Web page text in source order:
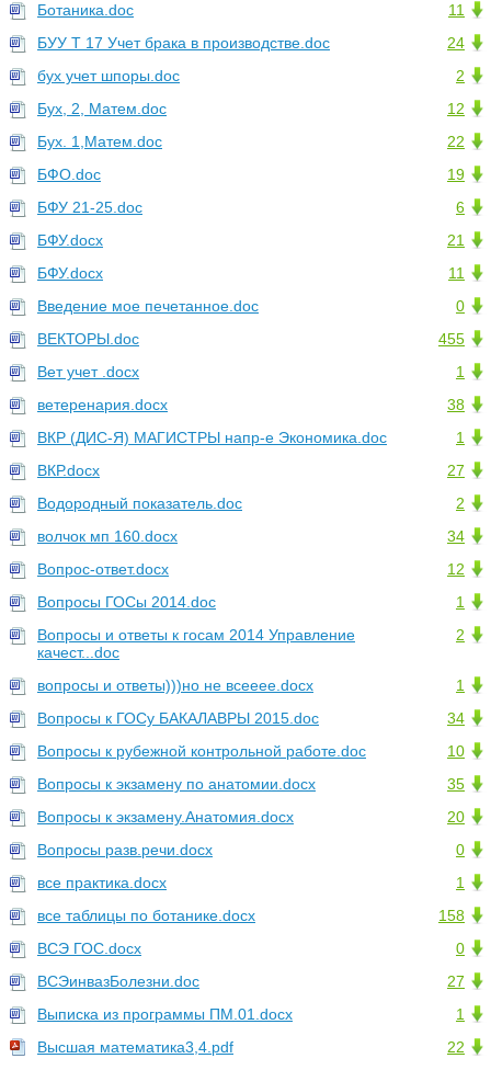
11
Ботаника.doc
24
БУУ Т 17 Учет брака в производстве.doc
2
бух учет шпоры.doc
12
Бух, 2, Матем.doc
22
Бух. 1,Матем.doc
19
БФО.doc
6
БФУ 21-25.doc
21
БФУ.docx
11
БФУ.docx
0
Введение мое печетанное.doc
455
ВЕКТОРЫ.doc
1
Вет учет .docx
38
ветеренария.docx
1
ВКР (ДИС-Я) МАГИСТРЫ напр-е Экономика.doc
27
ВКР.docx
2
Водородный показатель.doc
34
волчок мп 160.docx
12
Вопрос-ответ.docx
1
Вопросы ГОСы 2014.doc
2
Вопросы и ответы к госам 2014 Управление
качест...doc
1
вопросы и ответы)))но не всееее.docx
34
Вопросы к ГОСу БАКАЛАВРЫ 2015.doc
10
Вопросы к рубежной контрольной работе.doc
35
Вопросы к экзамену по анатомии.docx
20
Вопросы к экзамену.Анатомия.docx
0
Вопросы разв.речи.docx
1
все практика.docx
158
все таблицы по ботанике.docx
0
ВСЭ ГОС.docx
27
ВСЭинвазБолезни.doc
1
Выписка из программы ПМ.01.docx
22
Высшая математика3,4.pdf